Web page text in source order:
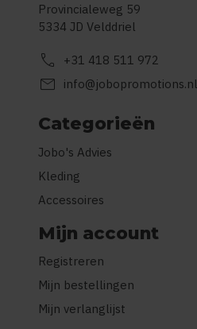
Provincialeweg 59
5334 JD Velddriel
call +31 418 511 972
mail info@jobopromotions.nl
Categorieën
Jobo's Advies
Kleding
Accessoires
Mijn account
Registreren
Mijn bestellingen
Mijn verlanglijst